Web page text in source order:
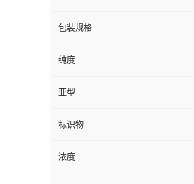
包装规格
纯度
亚型
标识物
浓度